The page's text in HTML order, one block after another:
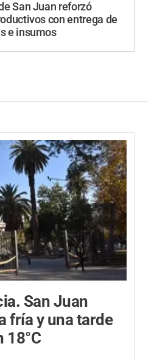
San Juan reforzó
con entrega de
e insumos
San Juan
fría y una tarde
18°C